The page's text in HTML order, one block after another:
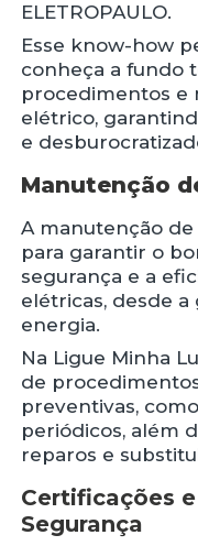
ELETROPAULO.
Esse know-how
conheça a fundo
procedimentos e
elétrico,
e
Manutenção
A manutenção
para garantir o
segurança e a
elétricas, desde
energia.
Na Ligue Minha
de
preventivas,
periódicos, além
reparos e
Certificações
Segurança